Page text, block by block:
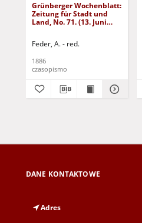
Grünberger Wochenblatt:
Zeitung für Stadt und
Land, No. 71. (13. Juni
Feder, A. - red.
1886
czasopismo
DANE KONTAKTOWE
Adres